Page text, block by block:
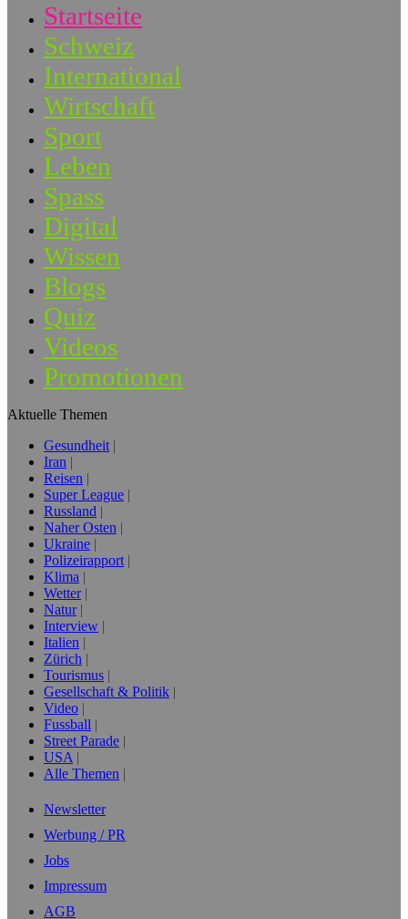
Startseite
Schweiz
International
Wirtschaft
Sport
Leben
Spass
Digital
Wissen
Blogs
Quiz
Videos
Promotionen
Aktuelle Themen
Gesundheit
Iran
Reisen
Super League
Russland
Naher Osten
Ukraine
Polizeirapport
Klima
Wetter
Natur
Interview
Italien
Zürich
Tourismus
Gesellschaft & Politik
Video
Fussball
Street Parade
USA
Alle Themen
Newsletter
Werbung / PR
Jobs
Impressum
AGB